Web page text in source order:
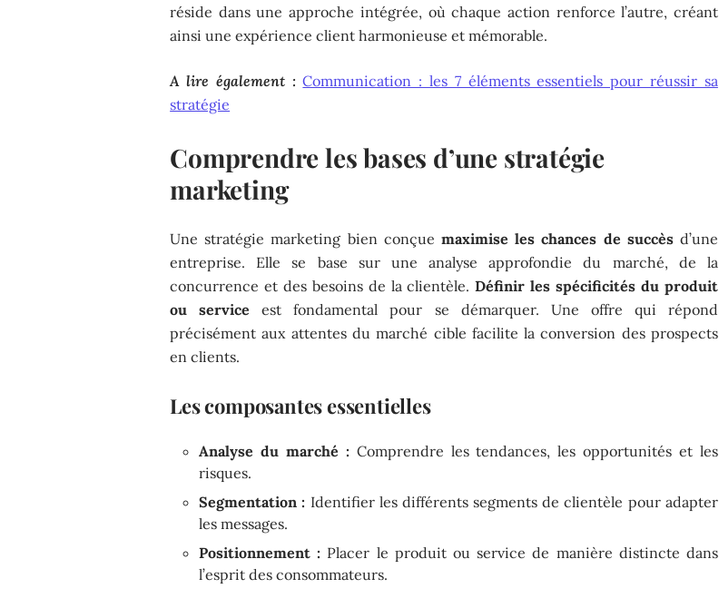
réside dans une approche intégrée, où chaque action renforce l’autre, créant
ainsi une expérience client harmonieuse et mémorable.
A lire également : Communication : les 7 éléments essentiels pour réussir sa
stratégie
Comprendre les bases d’une stratégie
marketing
Une stratégie marketing bien conçue maximise les chances de succèsd’une
entreprise. Elle se base sur une analyse approfondie du marché, de la
concurrence et des besoins de la clientèle.Définir les spécificités du produit
ou service est fondamental pour se démarquer. Une offre qui répond
précisément aux attentes du marché cible facilite la conversion des prospects
en clients.
Les composantes essentielles
Analyse du marché : Comprendre les tendances, les opportunités et les
risques.
Segmentation : Identifier les différents segments de clientèle pour adapter
les messages.
Positionnement : Placer le produit ou service de manière distincte dans
l’esprit des consommateurs.